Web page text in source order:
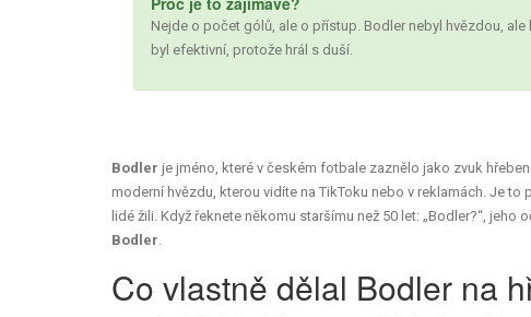
Nejde o počet gólů, ale o přístup. Bodler nebyl hvězdou,
byl efektivní, protože hrál s duší.
Bodler je jméno, které v českém fotbale zaznělo jako zvuk
moderní hvězdu, kterou vidíte na TikToku nebo v reklamách. Je
lidé žili. Když řeknete někomu staršímu než 50 let: „Bodler?“,
Bodler
Co vlastně dělal Bodler na